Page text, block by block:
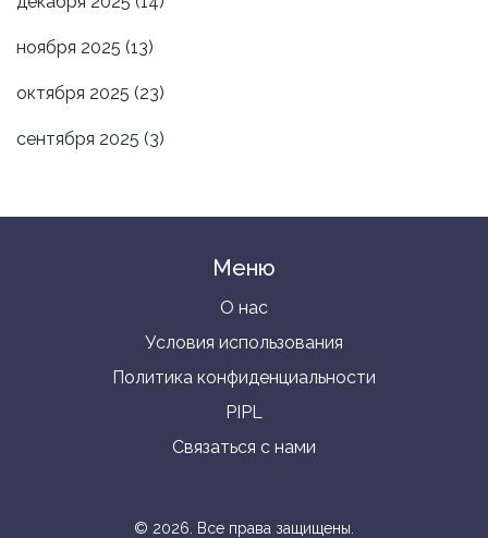
ноября 2025 (13)
октября 2025 (23)
сентября 2025 (3)
Меню
О нас
Условия использования
Политика конфиденциальности
PIPL
Связаться с нами
© 2026. Все права защищены.